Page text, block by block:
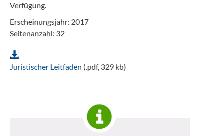
Verfügung.
Erscheinungsjahr: 2017
Seitenanzahl: 32
Juristischer Leitfaden (.pdf, 329 kb)